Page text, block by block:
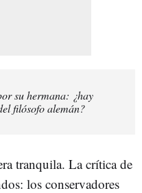
su hermana: ¿hay
filósofo alemán?
tranquila. La crítica de
los conservadores